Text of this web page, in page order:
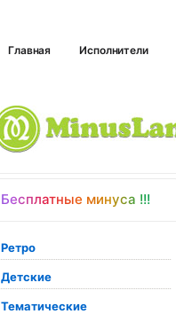
Главная Исполнители
Бесплатные минуса !!!
Ретро
Детские
Тематические